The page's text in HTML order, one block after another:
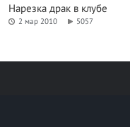
Нарезка драк в клубе
2 мар 2010 5057